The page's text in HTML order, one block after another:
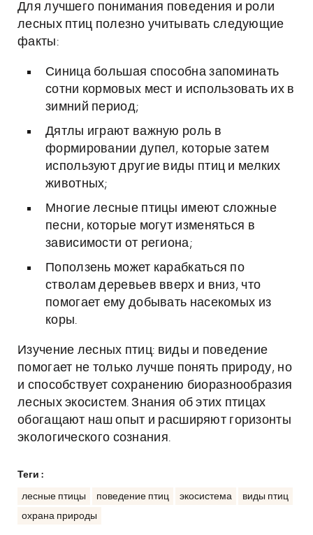
Для лучшего понимания поведения и роли
лесных птиц полезно учитывать следующие
факты:
Синица большая способна запоминать
сотни кормовых мест и использовать их в
зимний период;
Дятлы играют важную роль в
формировании дупел, которые затем
используют другие виды птиц и мелких
животных;
Многие лесные птицы имеют сложные
песни, которые могут изменяться в
зависимости от региона;
Поползень может карабкаться по
стволам деревьев вверх и вниз, что
помогает ему добывать насекомых из
коры.
Изучение лесных птиц: виды и поведение
помогает не только лучше понять природу, но
и способствует сохранению биоразнообразия
лесных экосистем. Знания об этих птицах
обогащают наш опыт и расширяют горизонты
экологического сознания.
Теги :
лесные птицы поведение птиц экосистема
виды птиц
охрана природы